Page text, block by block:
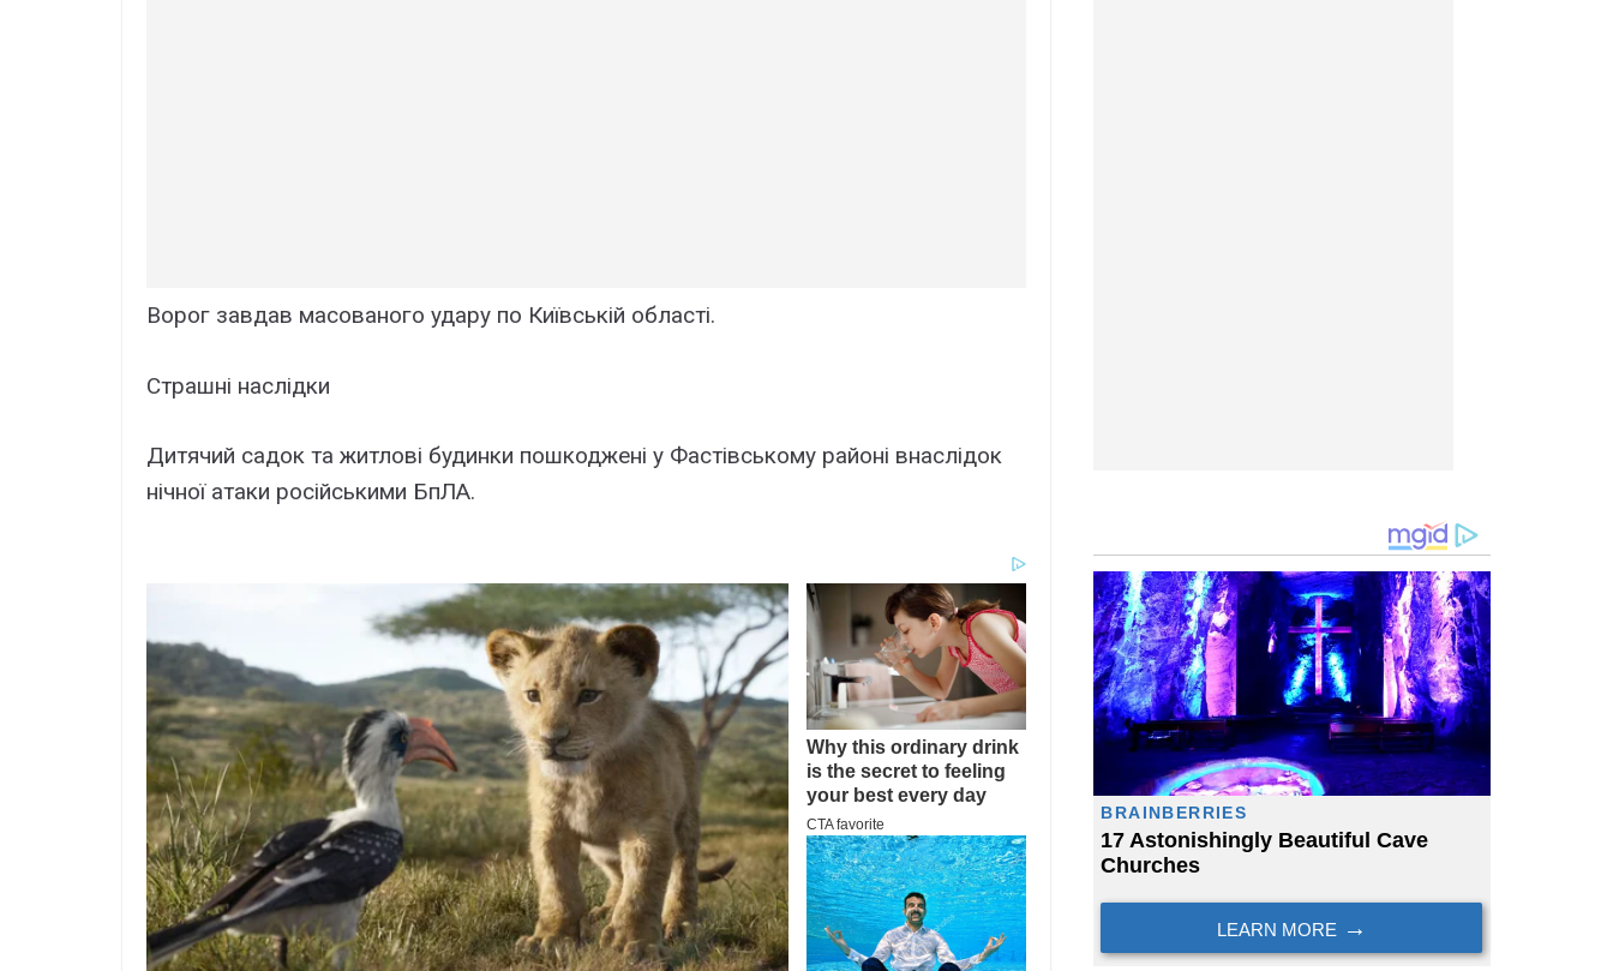
Ворог завдав масованого удаpу по Київській області.
Страшні наслідки
Дитячий садок та житлові будинки пошкоджені у Фастівському районі внаслідок
нічної атаки російськими БпЛА.